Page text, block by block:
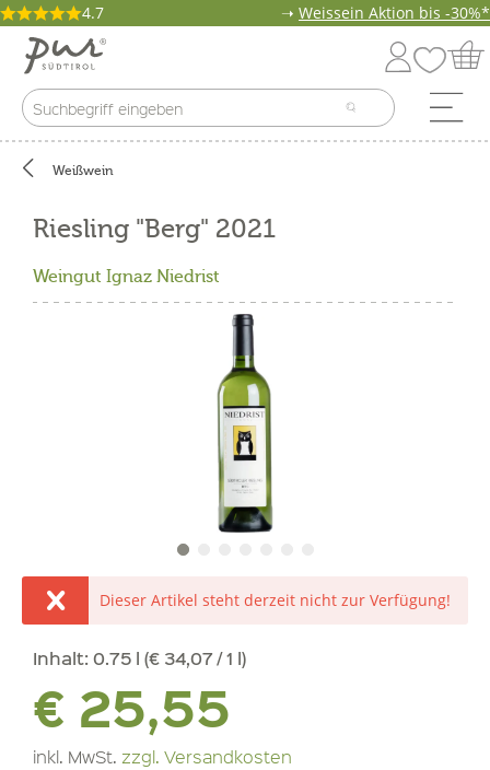
4.7 ➝ Weissein Aktion bis -30%*
Weißwein
Riesling "Berg" 2021
Weingut Ignaz Niedrist
Dieser Artikel steht derzeit nicht zur Verfügung!
Inhalt: 0.75 l (€ 34,07 / 1 l)
€ 25,55
inkl. MwSt. zzgl. Versandkosten